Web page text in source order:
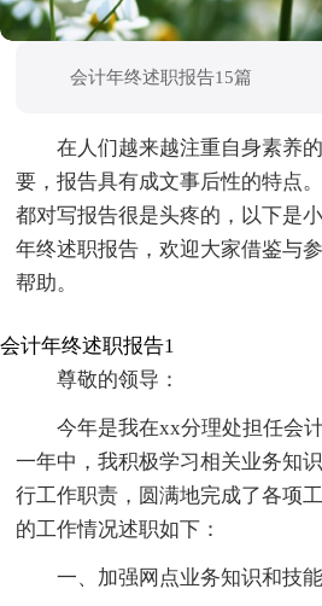
会计年终述职报告15篇
在人们越来越注重自身素养
要，报告具有成文事后性的特点
都对写报告很是头疼的，以下是
年终述职报告，欢迎大家借鉴与
帮助。
会计年终述职报告1
尊敬的领导：
今年是我在xx分理处担任会
一年中，我积极学习相关业务知
行工作职责，圆满地完成了各项
的工作情况述职如下：
一、加强网点业务知识和技